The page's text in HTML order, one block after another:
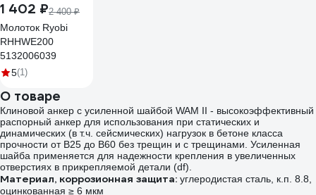
1 402 ₽2 400 ₽
Молоток Ryobi
RHHWE200
5132006039
5(1)
О товаре
Клиновой анкер с усиленной шайбой WAM II - высокоэффективный
распорный анкер для использования при статических и
динамических (в т.ч. сейсмических) нагрузок в бетоне класса
прочности от В25 до В60 без трещин и с трещинами. Усиленная
шайба применяется для надежности крепления в увеличенных
отверстиях в прикрепляемой детали (df).
Материал, коррозионная защита: углеродистая сталь, к.п. 8.8,
оцинкованная ≥ 6 мкм